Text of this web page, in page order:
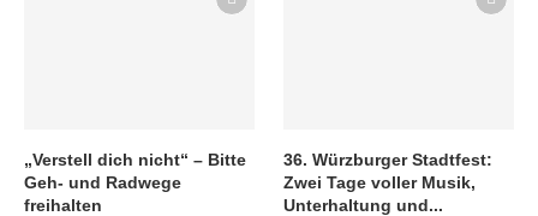
„Verstell dich nicht“ – Bitte
Geh- und Radwege
freihalten
36. Würzburger Stadtfest:
Zwei Tage voller Musik,
Unterhaltung und...